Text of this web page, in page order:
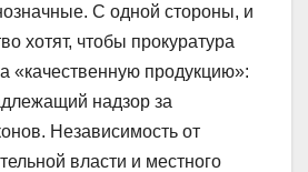
С одной стороны, и
хотят, чтобы прокуратура
«качественную продукцию»:
надзор за
Независимость от
власти и местного